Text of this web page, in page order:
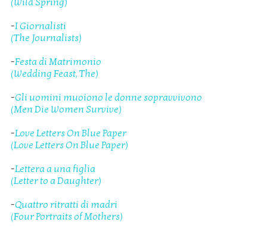
-I Giornalisti
(The Journalists)
-Festa di Matrimonio
(Wedding Feast, The)
-Gli uomini muoiono le donne sopravvivono
(Men Die Women Survive)
-Love Letters On Blue Paper
(Love Letters On Blue Paper)
-Lettera a una figlia
(Letter to a Daughter)
-Quattro ritratti di madri
(Four Portraits of Mothers)